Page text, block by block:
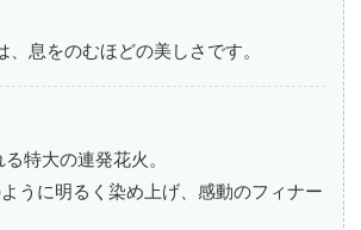
息をのむほどの美しさです。
特大の連発花火。
うに明るく染め上げ、感動のフィナー